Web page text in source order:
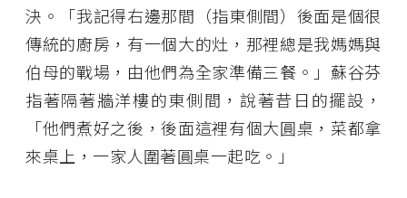
決。「我記得右邊那間（指東側間）後面是個很
傳統的廚房，有一個大的灶，那裡總是我媽媽與
伯母的戰場，由他們為全家準備三餐。」蘇谷芬
指著隔著牆洋樓的東側間，說著昔日的擺設，
「他們煮好之後，後面這裡有個大圓桌，菜都拿
來桌上，一家人圍著圓桌一起吃。」